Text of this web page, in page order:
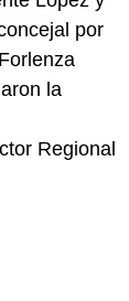
por
la
Regional